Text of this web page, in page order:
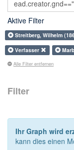
Aktive Filter
Streitberg, Wilhelm
Verfasser
Alle Filter entfernen
Filter
Ihr Graph wird
kann dies einen